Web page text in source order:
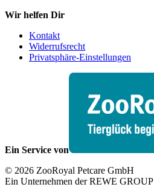
Wir helfen Dir
Kontakt
Widerrufsrecht
Privatsphäre-Einstellungen
Ein Service von
© 2026 ZooRoyal Petcare GmbH
Ein Unternehmen der REWE GROUP